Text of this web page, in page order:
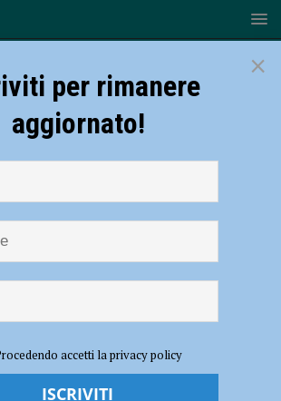
sempre più frequente: “Attenzione alle
×
per rimanere
aggiornato!
accetti la privacy policy